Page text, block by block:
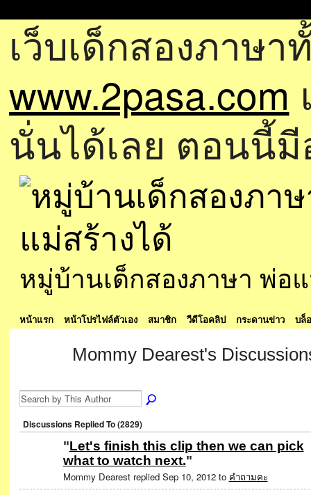
เว็บเด็กสองภาษ
www.2pasa.com
นั่นได้เลย ตอนนี้มี
หมู่บ้านเด็กสองภาษา พ่อ
หน้าแรก หน้าโปรไฟล์ตัวเอง สมาชิก วีดีโอคลิป กระดานข่าว บล็
Mommy Dearest's
Discussions Replied To (2829)
"Let's finish this clip then we can pick
what to watch next."
Mommy Dearest replied Sep 10, 2012 to คำถามคะ